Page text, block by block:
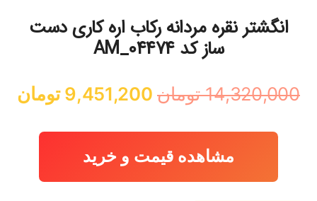
انگشتر نقره مردانه رکاب اره کاری دست
ساز کد AM_04474
14,320,000 تومان قیمت
اصلی:
14,320,000 تومان
9,451,200 تومان
مشاهده قیمت و خرید